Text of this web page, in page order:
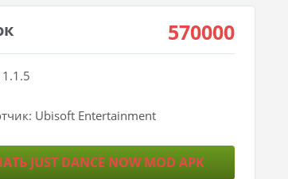
570000
Ubisoft Entertainment
JUST DANCE NOW MOD APK